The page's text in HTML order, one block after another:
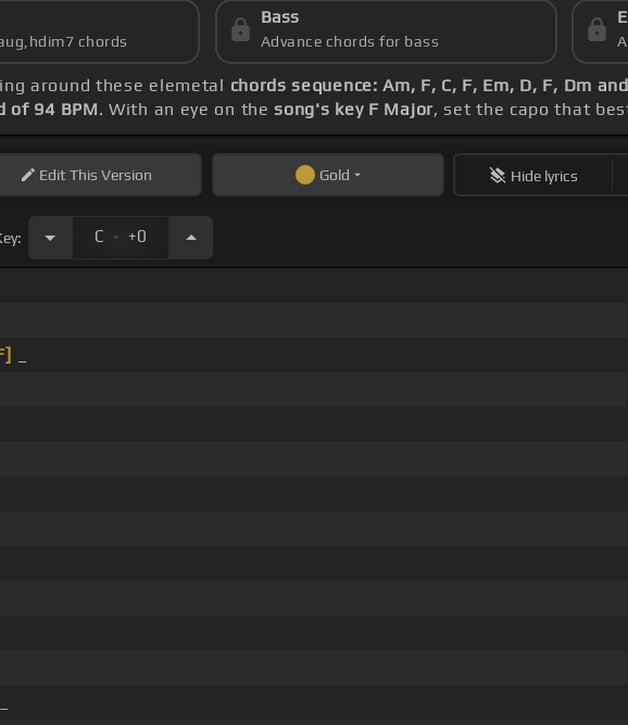
chords
Bass
Advance chords for bass
around these elemetal chords sequence: Am, F, C, F, Em, D, F, Dm
of 94 BPM. With an eye on thesong's key F Major, set the capo that
EditThis Version Gold Hide lyrics
C . +0